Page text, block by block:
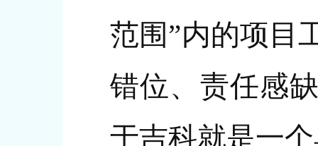
范围”内的项目
错位、责任感
于吉科就是一